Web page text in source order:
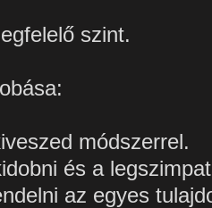
szint.
módszerrel.
és a
az egyes